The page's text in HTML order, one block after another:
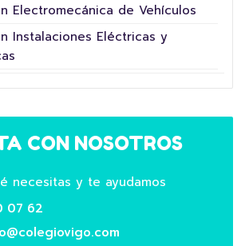
Electromecánica de Vehículos
Instalaciones Eléctricas y
CON NOSOTROS
necesitas y te ayudamos
07 62